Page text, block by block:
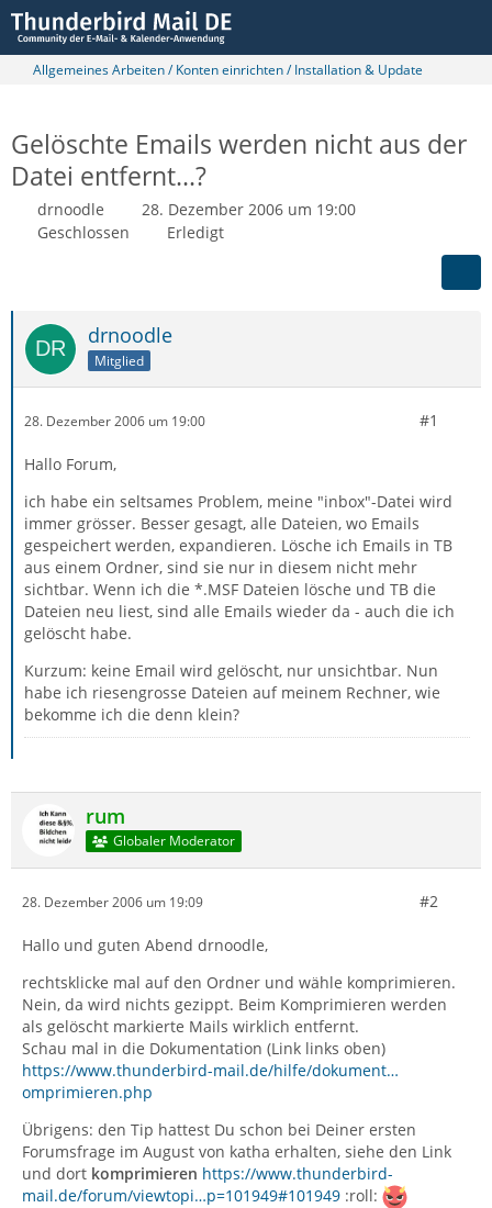
Allgemeines Arbeiten / Konten einrichten / Installation & Update
Gelöschte Emails werden nicht aus der
Datei entfernt...?
drnoodle
28. Dezember 2006 um 19:00
Geschlossen
Erledigt
drnoodle
Mitglied
28. Dezember 2006 um 19:00 #1
Hallo Forum,
ich habe ein seltsames Problem, meine "inbox"-Datei wird
immer grösser. Besser gesagt, alle Dateien, wo Emails
gespeichert werden, expandieren. Lösche ich Emails in TB
aus einem Ordner, sind sie nur in diesem nicht mehr
sichtbar. Wenn ich die *.MSF Dateien lösche und TB die
Dateien neu liest, sind alle Emails wieder da - auch die ich
gelöscht habe.
Kurzum: keine Email wird gelöscht, nur unsichtbar. Nun
habe ich riesengrosse Dateien auf meinem Rechner, wie
bekomme ich die denn klein?
rum
Globaler Moderator
28. Dezember 2006 um 19:09 #2
Hallo und guten Abend drnoodle,
rechtsklicke mal auf den Ordner und wähle komprimieren.
Nein, da wird nichts gezippt. Beim Komprimieren werden
als gelöscht markierte Mails wirklich entfernt.
Schau mal in die Dokumentation (Link links oben)
https://www.thunderbird-mail.de/hilfe/dokument…
omprimieren.php
Übrigens: den Tip hattest Du schon bei Deiner ersten
Forumsfrage im August von katha erhalten, siehe den Link
und dort komprimieren https://www.thunderbird-
mail.de/forum/viewtopi…p=101949#101949 :roll: